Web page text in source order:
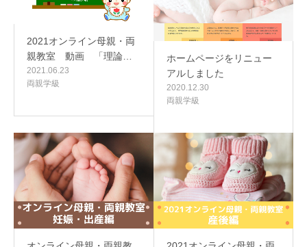
2021オンライン母親・両
親教室 動画 「理論…
2021.06.23
両親学級
ホームページをリニュー
アルしました
2020.12.30
両親学級